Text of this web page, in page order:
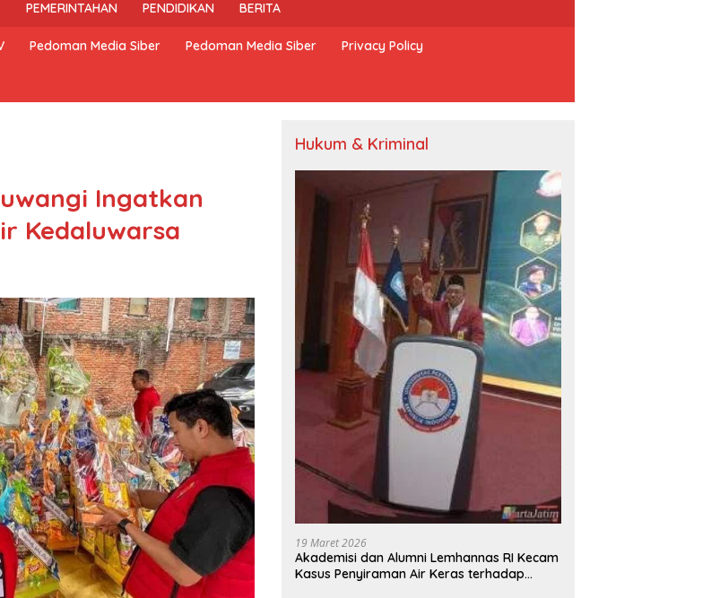
PEMERINTAHAN PENDIDIKAN BERITA
Pedoman Media Siber Pedoman Media Siber Privacy Policy
Ingatkan
Kedaluwarsa
Hukum & Kriminal
19 Maret 2026
Akademisi dan Alumni Lemhannas RI Kecam
Kasus Penyiraman Air Keras terhadap